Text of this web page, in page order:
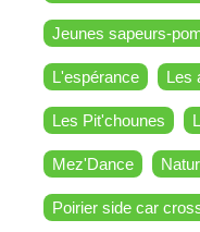
Jeunes sapeurs-
L'espérance Les
Les Pit'chounes
Mez'Dance
Poirier side car